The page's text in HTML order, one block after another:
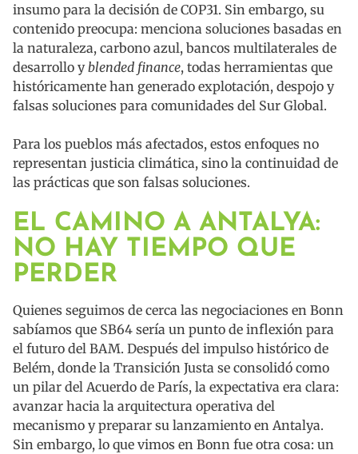
insumo para la decisión de COP31. Sin embargo, su
contenido preocupa: menciona soluciones basadas en
la naturaleza, carbono azul, bancos multilaterales de
desarrollo yblended finance, todas herramientas que
históricamente han generado explotación, despojo y
falsas soluciones para comunidades del Sur Global.
Para los pueblos más afectados, estos enfoques no
representan justicia climática, sino la continuidad de
las prácticas que son falsas soluciones.
EL CAMINO A ANTALYA:
NO HAY TIEMPO QUE
PERDER
Quienes seguimos de cerca las negociaciones en Bonn
sabíamos que SB64 sería un punto de inflexión para
el futuro del BAM. Después del impulso histórico de
Belém, donde la Transición Justa se consolidó como
un pilar del Acuerdo de París, la expectativa era clara:
avanzar hacia la arquitectura operativa del
mecanismo y preparar su lanzamiento en Antalya.
Sin embargo, lo que vimos en Bonn fue otra cosa: un